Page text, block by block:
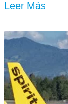
Leer Más